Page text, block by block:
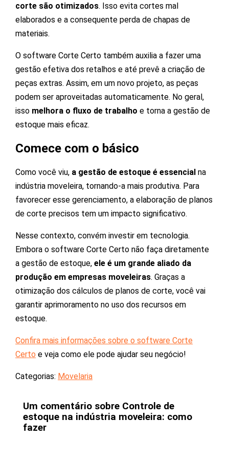
corte são otimizados. Isso evita cortes mal
elaborados e a consequente perda de chapas de
materiais.
O software Corte Certo também auxilia a fazer uma
gestão efetiva dos retalhos e até prevê a criação de
peças extras. Assim, em um novo projeto, as peças
podem ser aproveitadas automaticamente. No geral,
isso melhora o fluxo de trabalho e torna a gestão de
estoque mais eficaz.
Comece com o básico
Como você viu, a gestão de estoque é essencial na
indústria moveleira, tornando-a mais produtiva. Para
favorecer esse gerenciamento, a elaboração de planos
de corte precisos tem um impacto significativo.
Nesse contexto, convém investir em tecnologia.
Embora o software Corte Certo não faça diretamente
a gestão de estoque, ele é um grande aliado da
produção em empresas moveleiras. Graças a
otimização dos cálculos de planos de corte, você vai
garantir aprimoramento no uso dos recursos em
estoque.
Confira mais informações sobre o software Corte
Certo e veja como ele pode ajudar seu negócio!
Categorias: Movelaria
Um comentário sobre Controle de
estoque na indústria moveleira: como
fazer